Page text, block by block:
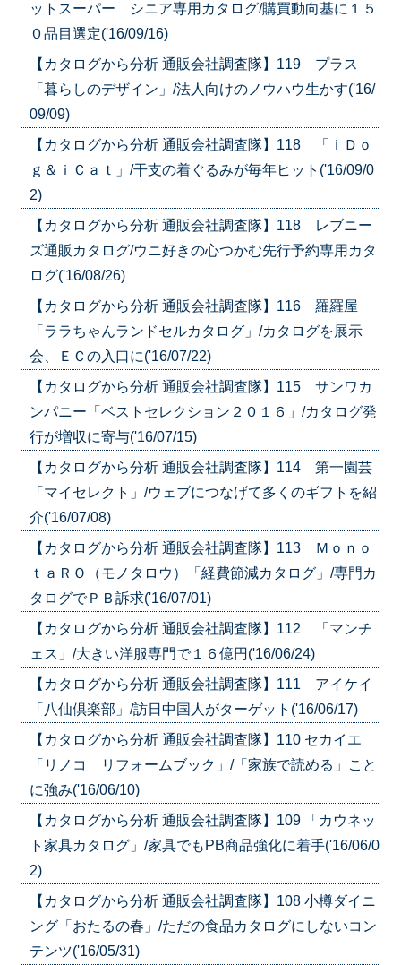
ットスーパー シニア専用カタログ/購買動向基に１５
０品目選定('16/09/16)
【カタログから分析 通販会社調査隊】119 プラス
「暮らしのデザイン」/法人向けのノウハウ生かす('16/
09/09)
【カタログから分析 通販会社調査隊】118 「ｉＤｏ
ｇ＆ｉＣａｔ」/干支の着ぐるみが毎年ヒット('16/09/0
2)
【カタログから分析 通販会社調査隊】118 レブニー
ズ通販カタログ/ウニ好きの心つかむ先行予約専用カタ
ログ('16/08/26)
【カタログから分析 通販会社調査隊】116 羅羅屋
「ララちゃんランドセルカタログ」/カタログを展示
会、ＥＣの入口に('16/07/22)
【カタログから分析 通販会社調査隊】115 サンワカ
ンパニー「ベストセレクション２０１６」/カタログ発
行が増収に寄与('16/07/15)
【カタログから分析 通販会社調査隊】114 第一園芸
「マイセレクト」/ウェブにつなげて多くのギフトを紹
介('16/07/08)
【カタログから分析 通販会社調査隊】113 Ｍｏｎｏ
ｔａＲＯ（モノタロウ）「経費節減カタログ」/専門カ
タログでＰＢ訴求('16/07/01)
【カタログから分析 通販会社調査隊】112 「マンチ
ェス」/大きい洋服専門で１６億円('16/06/24)
【カタログから分析 通販会社調査隊】111 アイケイ
「八仙倶楽部」/訪日中国人がターゲット('16/06/17)
【カタログから分析 通販会社調査隊】110 セカイエ
「リノコ リフォームブック」/「家族で読める」こと
に強み('16/06/10)
【カタログから分析 通販会社調査隊】109 「カウネッ
ト家具カタログ」/家具でもPB商品強化に着手('16/06/0
2)
【カタログから分析 通販会社調査隊】108 小樽ダイニ
ング「おたるの春」/ただの食品カタログにしないコン
テンツ('16/05/31)